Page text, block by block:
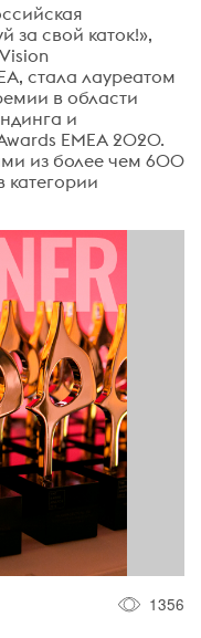
за свой каток!»,
стала лауреатом
в области
и
EMEA 2020.
из более чем 600
категории
1356